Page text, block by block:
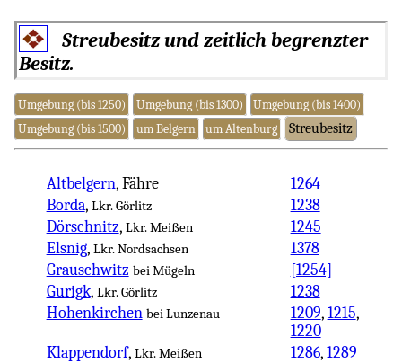
Streubesitz und zeitlich begrenzter
Besitz.
Umgebung (bis 1250) Umgebung (bis 1300)
Umgebung (bis 1400)
Umgebung (bis 1500)
um Belgern um Altenburg Streubesitz
Altbelgern, Fähre
1264
Borda, Lkr. Görlitz
1238
Dörschnitz, Lkr. Meißen
1245
Elsnig, Lkr. Nordsachsen
1378
Grauschwitz bei Mügeln
[1254]
Gurigk, Lkr. Görlitz
1238
Hohenkirchen bei Lunzenau 1209, 1215,
1220
Klappendorf, Lkr. Meißen 1286, 1289